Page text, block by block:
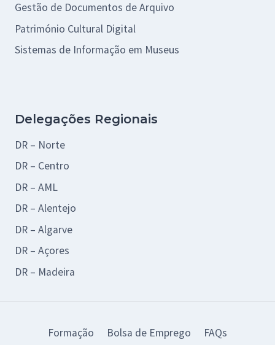
Gestão de Documentos de Arquivo
Património Cultural Digital
Sistemas de Informação em Museus
Delegações Regionais
DR – Norte
DR – Centro
DR – AML
DR – Alentejo
DR – Algarve
DR – Açores
DR – Madeira
Formação Bolsa de Emprego FAQs